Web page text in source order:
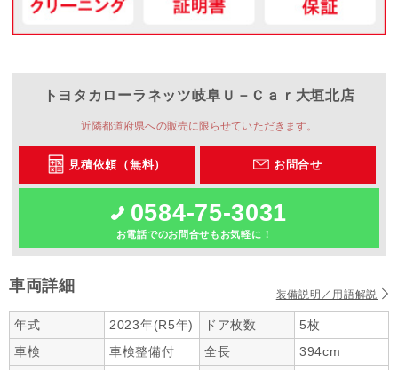
トヨタカローラネッツ岐阜 Ｕ－Ｃａｒ大垣北店
近隣都道府県への販売に限らせていただきます。
見積依頼（無料） お問合せ
0584-75-3031
お電話でのお問合せもお気軽に！
車両詳細 装備説明／用語解説
年式 2023年(R5年) ドア枚数
5枚
車検
車検整備付 全長
394cm